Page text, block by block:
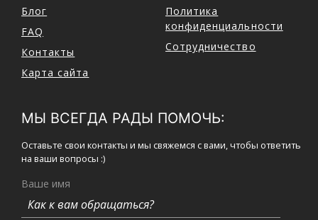
Блог
FAQ
Контакты
Карта сайта
Политика
конфиденциальности
Сотрудничество
МЫ ВСЕГДА РАДЫ ПОМОЧЬ:
Оставьте свои контакты и мы свяжемся с вами, чтобы ответить
на ваши вопросы :)
Ваше имя